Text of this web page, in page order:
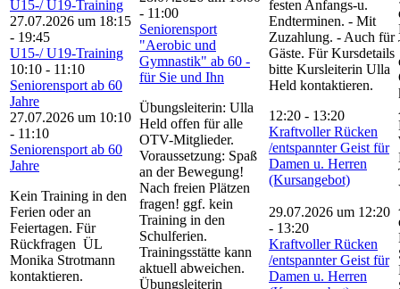
U15-/ U19-Training
27.07.2026 um 18:15
- 19:45
U15-/ U19-Training
10:10 - 11:10
Seniorensport ab 60
Jahre
27.07.2026 um 10:10
- 11:10
Seniorensport ab 60
Jahre
Kein Training in den
Ferien oder an
Feiertagen. Für
Rückfragen ÜL
Monika Strotmann
kontaktieren.
- 11:00
Seniorensport
"Aerobic und
Gymnastik" ab 60 -
für Sie und Ihn
Übungsleiterin: Ulla
Held offen für alle
OTV-Mitglieder.
Voraussetzung: Spaß
an der Bewegung!
Nach freien Plätzen
fragen! ggf. kein
Training in den
Schulferien.
Trainingsstätte kann
aktuell abweichen.
Übungsleiterin
festen Anfangs-u.
Endterminen. - Mit
Zuzahlung. - Auch für
Gäste. Für Kursdetails
bitte Kursleiterin Ulla
Held kontaktieren.
12:20 - 13:20
Kraftvoller Rücken
/entspannter Geist für
Damen u. Herren
(Kursangebot)
29.07.2026 um 12:20
- 13:20
Kraftvoller Rücken
/entspannter Geist für
Damen u. Herren